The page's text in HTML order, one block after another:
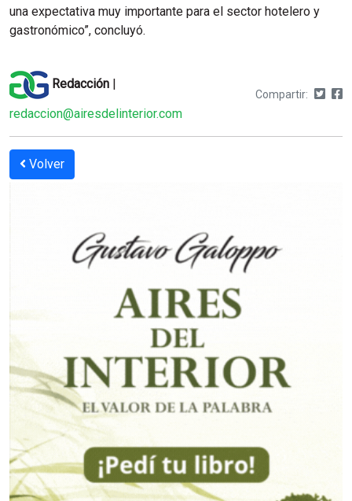
una expectativa muy importante para el sector hotelero y
gastronómico”, concluyó.
Redacción |
redaccion@airesdelinterior.com
Compartir:
Volver